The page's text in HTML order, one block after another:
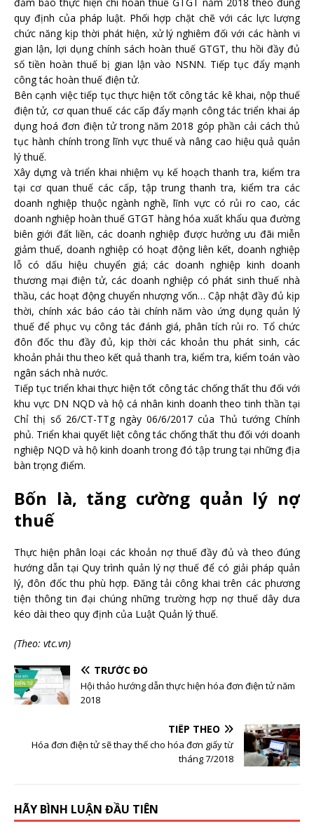
quy định của pháp luật. Phối hợp chặt chẽ với các lực lượng
chức năng kịp thời phát hiện, xử lý nghiêm đối với các hành vi
gian lận, lợi dụng chính sách hoàn thuế GTGT, thu hồi đầy đủ
số tiền hoàn thuế bị gian lận vào NSNN. Tiếp tục đẩy mạnh
công tác hoàn thuế điện tử.
Bên cạnh việc tiếp tục thực hiện tốt công tác kê khai, nộp thuế
điện tử, cơ quan thuế các cấp đẩy mạnh công tác triển khai áp
dụng hoá đơn điện tử trong năm 2018 góp phần cải cách thủ
tục hành chính trong lĩnh vực thuế và nâng cao hiệu quả quản
lý thuế.
Xây dựng và triển khai nhiệm vụ kế hoạch thanh tra, kiểm tra
tại cơ quan thuế các cấp, tập trung thanh tra, kiểm tra các
doanh nghiệp thuộc ngành nghề, lĩnh vực có rủi ro cao, các
doanh nghiệp hoàn thuế GTGT hàng hóa xuất khẩu qua đường
biên giới đất liền, các doanh nghiệp được hưởng ưu đãi miễn
giảm thuế, doanh nghiệp có hoạt động liên kết, doanh nghiệp
lỗ có dấu hiệu chuyển giá; các doanh nghiệp kinh doanh
thương mại điện tử, các doanh nghiệp có phát sinh thuế nhà
thầu, các hoạt động chuyển nhượng vốn… Cập nhật đầy đủ kịp
thời, chính xác báo cáo tài chính năm vào ứng dụng quản lý
thuế để phục vụ công tác đánh giá, phân tích rủi ro. Tổ chức
đôn đốc thu đầy đủ, kịp thời các khoản thu phát sinh, các
khoản phải thu theo kết quả thanh tra, kiểm tra, kiểm toán vào
ngân sách nhà nước.
Tiếp tục triển khai thực hiện tốt công tác chống thất thu đối với
khu vực DN NQD và hộ cá nhân kinh doanh theo tinh thần tại
Chỉ thị số 26/CT-TTg ngày 06/6/2017 của Thủ tướng Chính
phủ. Triển khai quyết liệt công tác chống thất thu đối với doanh
nghiệp NQD và hộ kinh doanh trong đó tập trung tại những địa
bàn trọng điểm.
Bốn là, tăng cường quản lý nợ
thuế
Thực hiện phân loại các khoản nợ thuế đầy đủ và theo đúng
hướng dẫn tại Quy trình quản lý nợ thuế để có giải pháp quản
lý, đôn đốc thu phù hợp. Đăng tải công khai trên các phương
tiện thông tin đại chúng những trường hợp nợ thuế dây dưa
kéo dài theo quy định của Luật Quản lý thuế.
(Theo: vtc.vn)
TRƯỚC ĐÓ
Hội thảo hướng dẫn thực hiện hóa đơn điện tử năm
2018
TIẾP THEO
Hóa đơn điện tử sẽ thay thế cho hóa đơn giấy từ
tháng 7/2018
HÃY BÌNH LUẬN ĐẦU TIÊN